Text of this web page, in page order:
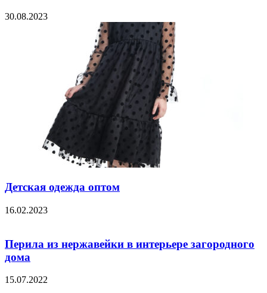
30.08.2023
Детская одежда оптом
16.02.2023
Перила из нержавейки в интерьере загородного
дома
15.07.2022